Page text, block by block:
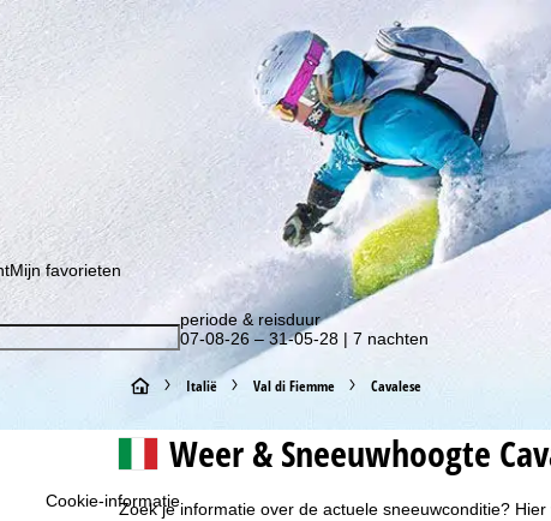
Cookie-informatie
en wees als eerste op de hoogte van onze kortingsacties!
Mijn favorieten
periode & reisduur
07-08-26 – 31-05-28 | 7 nachten
S
t
Italië Val di Fiemme Cavalese
Weer & Sneeuwhoogte
Zoek je informatie over de actuele sneeuwconditie?